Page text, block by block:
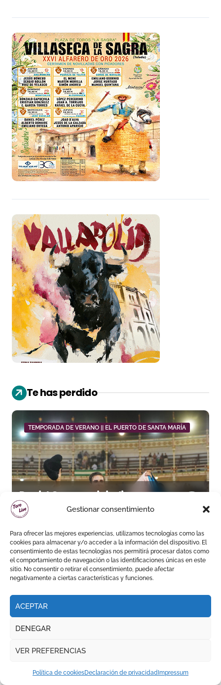
Gestionar consentimiento
Para ofrecer las mejores experiencias, utilizamos tecnologías como las
cookies para almacenar y/o acceder a la información del dispositivo. El
consentimiento de estas tecnologías nos permitirá procesar datos como
el comportamiento de navegación o las identificaciones únicas en este
sitio. No consentir o retirar el consentimiento, puede afectar
negativamente a ciertas características y funciones.
ACEPTAR
DENEGAR
VER PREFERENCIAS
Política de cookiesDeclaración de privacidad Impressum
Te has perdido
TEMPORADA DE VERANO || EL PUERTO DE SANTA MARÍA
Daniel Crespo reivindica su
sitio con una gran faena y dos
orejas
FERIA DE LA PEREGRINA || PONTEVEDRA
Daniel Luque toma el mando
en Pontevedra con tres orejas